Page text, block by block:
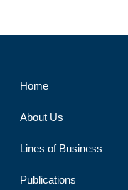
Home
About Us
Lines of Business
Publications